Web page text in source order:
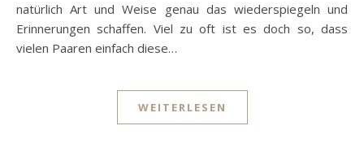
natürlich Art und Weise genau das wiederspiegeln und
Erinnerungen schaffen. Viel zu oft ist es doch so, dass
vielen Paaren einfach diese…
WEITERLESEN